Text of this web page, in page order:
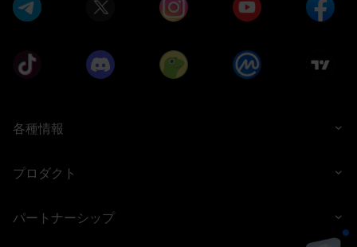
各種情報
プロダクト
パートナーシップ